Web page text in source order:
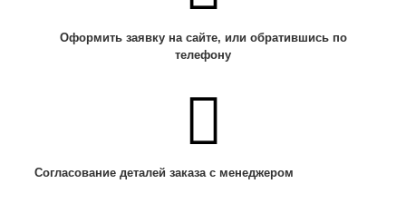
Оформить заявку на сайте, или обратившись по
телефону
Согласование деталей заказа с менеджером